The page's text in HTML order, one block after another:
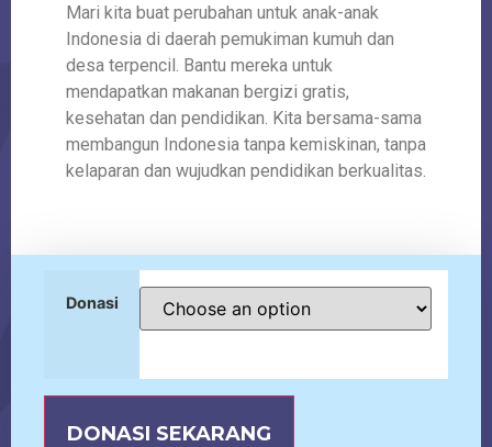
Mari kita buat perubahan untuk anak-anak
Indonesia di daerah pemukiman kumuh dan
desa terpencil. Bantu mereka untuk
mendapatkan makanan bergizi gratis,
kesehatan dan pendidikan. Kita bersama-sama
membangun Indonesia tanpa kemiskinan, tanpa
kelaparan dan wujudkan pendidikan berkualitas.
Donasi
DONASI SEKARANG